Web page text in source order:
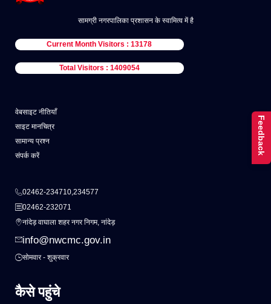
सामग्री नगरपालिका प्रशासन के स्वामित्व में है
Current Month Visitors : 13178
Total Visitors : 1409054
वेबसाइट नीतियाँ
साइट मानचित्र
सामान्य प्रश्न
संपर्क करें
02462-234710,234577
02462-232071
नांदेड़ वाघाला शहर नगर निगम, नांदेड़
info@nwcmc.gov.in
सोमवार - शुक्रवार
कैसे पहुंचे
Feedback